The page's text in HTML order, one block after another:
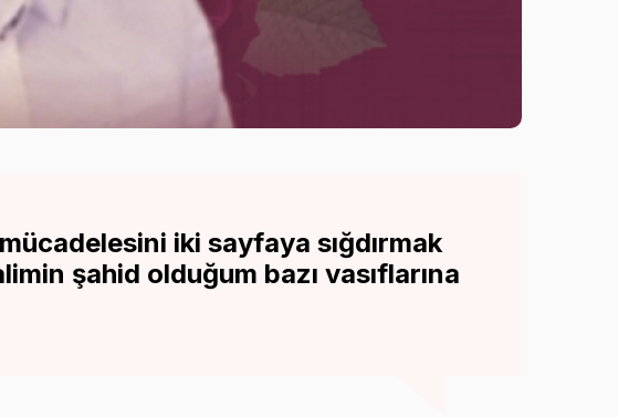
iki sayfaya sığdırmak
şahid olduğum bazı vasıflarına